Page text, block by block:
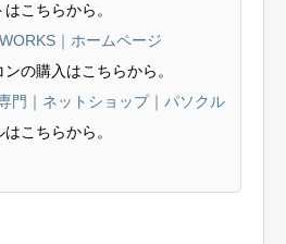
こちらから。
｜ホームページ
の購入はこちらから。
門｜ネットショップ｜パソクル
こちらから。